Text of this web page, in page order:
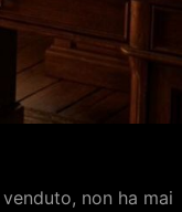
non ha mai